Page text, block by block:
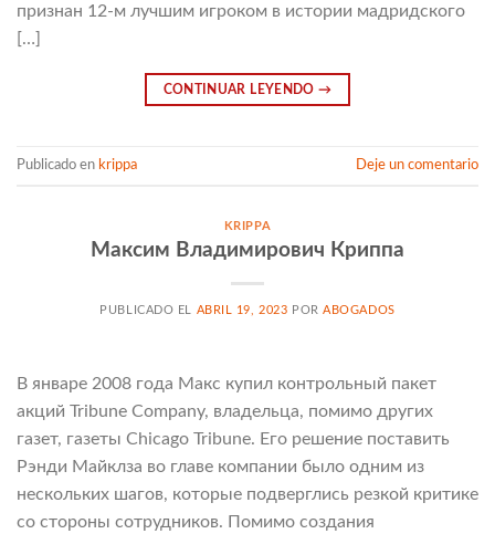
признан 12-м лучшим игроком в истории мадридского
[…]
CONTINUAR LEYENDO→
Publicado en krippa Deje un comentario
KRIPPA
Максим Владимирович Криппа
PUBLICADO EL ABRIL 19, 2023 PORABOGADOS
В январе 2008 года Макс купил контрольный пакет
акций Tribune Company, владельца, помимо других
газет, газеты Chicago Tribune. Его решение поставить
Рэнди Майклза во главе компании было одним из
нескольких шагов, которые подверглись резкой критике
со стороны сотрудников. Помимо создания